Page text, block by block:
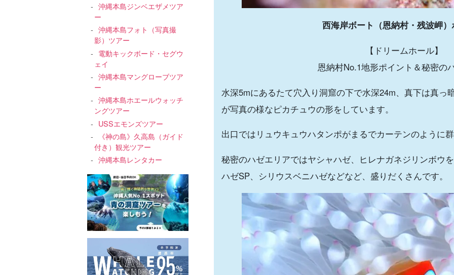
沖縄本島ジンベエザメツア
ー
沖縄本島フォト（写真撮
影）ツアー
電動キックボード・セグウ
ェイ
沖縄本島マングローブツア
ー
沖縄本島ホエールウォッチ
ングツアー
USSエモンズツアー
《神の島》久高島（ガイド
付き）観光ツアー
沖縄本島レンタカー
西海岸ボート（恩納村・残波岬
【ドリームホール】
恩納村No.1地形ポイント＆秘密の
水深5mにあるたて穴入り洞窟の下で水深24m、真下は真っ
が写真の様なピカチュウの形をしています。
出口ではリュウキュウハタンポがまるでカーテンのように
秘密のハゼエリアではヤシャハゼ、ヒレナガネジリンボウ
ハゼSP、シリウスベニハゼなどなど、盛りだくさんです。